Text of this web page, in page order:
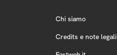
Chi siamo
Credits e note legali